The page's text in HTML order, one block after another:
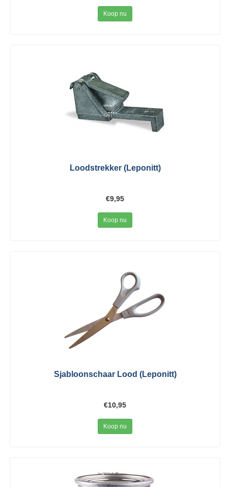
Koop nu
Loodstrekker (Leponitt)
€9,95
Koop nu
Sjabloonschaar Lood (Leponitt)
€10,95
Koop nu